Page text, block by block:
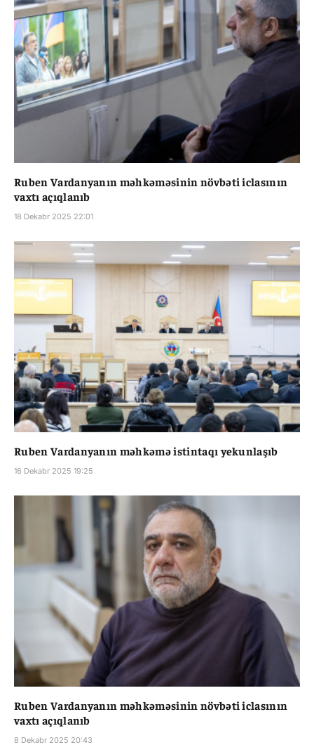
Ruben Vardanyanın məhkəməsinin növbəti iclasının
vaxtı açıqlanıb
18 Dekabr 2025 22:01
Ruben Vardanyanın məhkəmə istintaqı yekunlaşıb
16 Dekabr 2025 19:25
Ruben Vardanyanın məhkəməsinin növbəti iclasının
vaxtı açıqlanıb
8 Dekabr 2025 20:43